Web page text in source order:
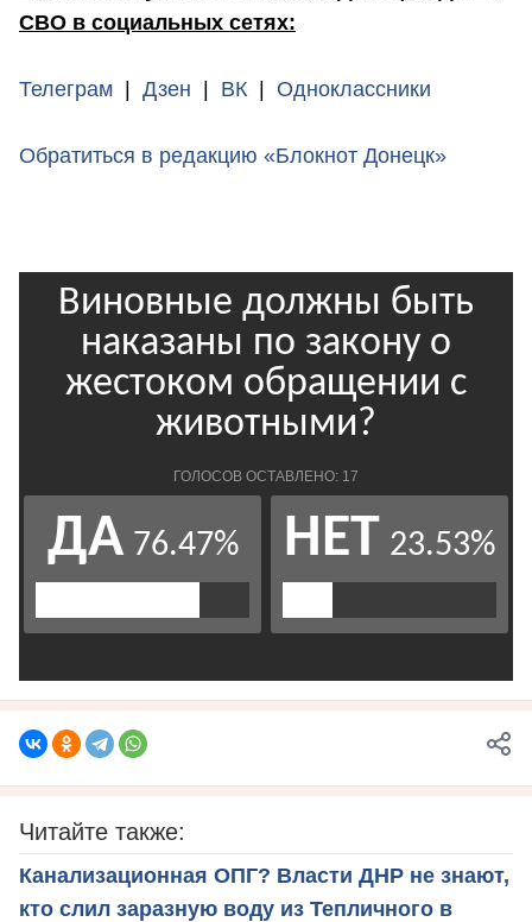
СВО в социальных сетях:
Телеграм | Дзен | ВК | Одноклассники
Обратиться в редакцию «Блокнот Донецк»
Читайте также:
Канализационная ОПГ? Власти ДНР не знают,
кто слил заразную воду из Тепличного в